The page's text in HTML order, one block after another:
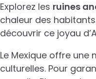
Explorez les ruines
chaleur des
découvrir ce joyau
Le Mexique offre une
culturelles. Pour